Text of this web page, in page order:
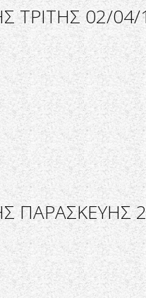
ΤΡΙΤΗΣ 02/04/
ΠΑΡΑΣΚΕΥΗΣ